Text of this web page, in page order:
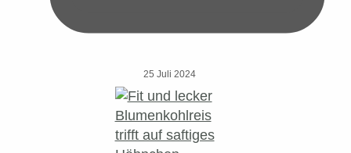
25 Juli 2024